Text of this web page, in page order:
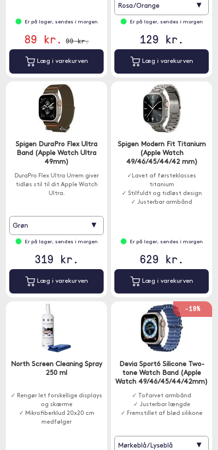
Er på lager, sendes i morgen
89 kr. 99 kr.
Læg i varekurven
Rosa/Orange ▾
Er på lager, sendes i morgen
129 kr.
Læg i varekurven
Spigen DuraPro Flex Ultra
Band (Apple Watch Ultra
49mm)
DuraPro Flex Ultra Urrem giver
tidløs stil til dit Apple Watch
Ultra.
Grøn ▾
Er på lager, sendes i morgen
319 kr.
Læg i varekurven
Spigen Modern Fit Titanium
(Apple Watch
49/46/45/44/42 mm)
✓Lavet af førsteklasses
titanium
✓ Stilfuldt og tidløst design
✓ Justerbar armbånd
Er på lager, sendes i morgen
629 kr.
Læg i varekurven
North Screen Cleaning Spray
250 ml
✓ Rengør let forskellige displays
og skærme
✓ Mikrofiberklud 20x20 cm
medfølger
-19%
Devia Sport6 Silicone Two-
tone Watch Band (Apple
Watch 49/46/45/44/42mm)
✓ Tofarvet armbånd
✓ Justerbar længde
✓ Fremstillet af blød silikone
Mørkeblå/Lyseblå ▾